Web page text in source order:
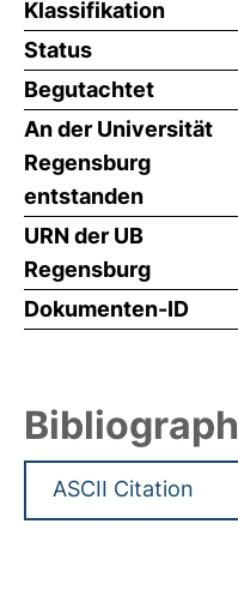
Klassifikation
Status
Begutachtet
An der Universität
Regensburg
entstanden
URN der UB
Regensburg
Dokumenten-ID